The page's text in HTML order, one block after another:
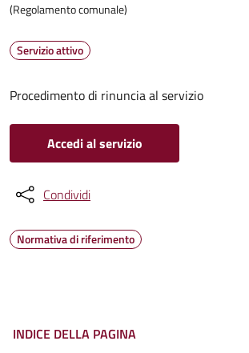
(Regolamento comunale)
Servizio attivo
Procedimento di rinuncia al servizio
Accedi al servizio
Condividi
Normativa di riferimento
INDICE DELLA PAGINA